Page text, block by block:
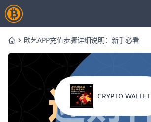
Home欧艺APP充值步骤详细说明：新手必看
CRYPTO WALLET